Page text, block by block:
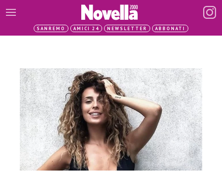
SANREMO AMICI 24 NEWSLETTER ABBONATI